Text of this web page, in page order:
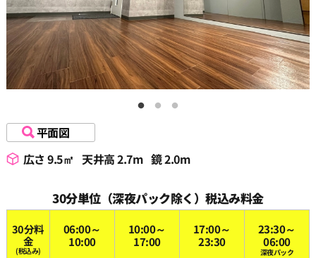
平面図
広さ 9.5㎡ 天井高 2.7m 鏡 2.0m
30分単位（深夜パック除く）税込み料金
30分料
金
(税込み)
06:00～
10:00
10:00～
17:00
17:00～
23:30
23:30～
06:00
深夜パック